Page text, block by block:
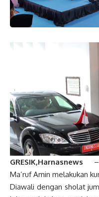
GRESIK,Harnasnews –
Ma’ruf Amin melakukan
Diawali dengan sholat